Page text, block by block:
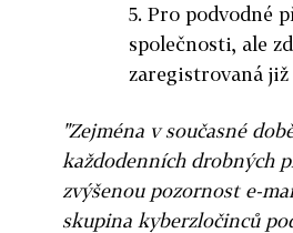
5. Pro podvodné
společnosti, ale
zaregistrovaná
"Zejména v současné
každodenních drobných
zvýšenou pozornost e-
skupina kyberzločinců